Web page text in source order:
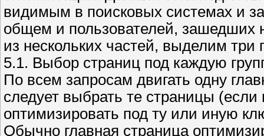
видимым в поисковых системах и
общем и пользователей, зашедших
из нескольких частей, выделим три
5.1. Выбор страниц под каждую
По всем запросам двигать одну
следует выбрать те страницы (если
оптимизировать под ту или иную
Обычно главная страница